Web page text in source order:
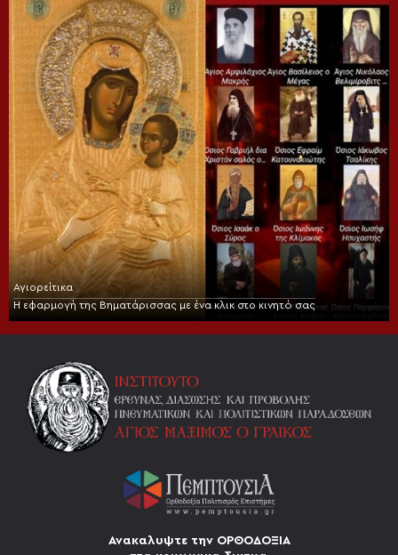
Αγιορείτικα
Η εφαρμογή της Βηματάρισσας με ένα κλικ στο κινητό σας
Ανακαλυψτε την ΟΡΘΟΔΟΞΙΑ